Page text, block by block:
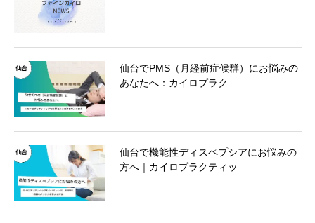
仙台でPMS（月経前症候群）にお悩みの
あなたへ：カイロプラク…
仙台で機能性ディスペプシアにお悩みの
方へ｜カイロプラクティッ…